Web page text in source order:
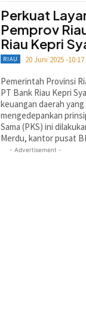
Perkuat
Pemprov
Riau Kepri
RIAU 20 Juni 2025 -10:17
Pemerintah Provinsi
PT Bank Riau Kepri
keuangan daerah
mengedepankan
Sama (PKS) ini
Merdu, kantor pusat
- Advertisement -